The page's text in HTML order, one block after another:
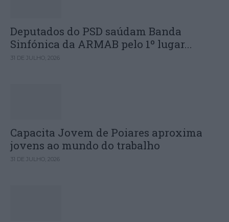
Deputados do PSD saúdam Banda
Sinfónica da ARMAB pelo 1º lugar...
31 DE JULHO, 2026
Capacita Jovem de Poiares aproxima
jovens ao mundo do trabalho
31 DE JULHO, 2026